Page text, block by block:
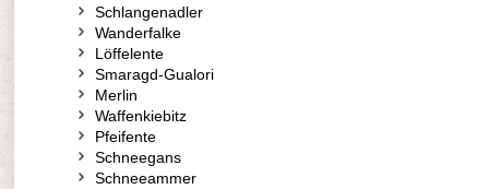
Schlangenadler
Wanderfalke
Löffelente
Smaragd-Gualori
Merlin
Waffenkiebitz
Pfeifente
Schneegans
Schneeammer